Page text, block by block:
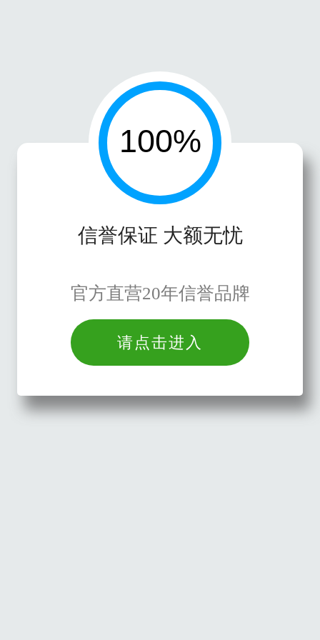
信誉保证 大额无忧
官方直营20年信誉品牌
请点击进入